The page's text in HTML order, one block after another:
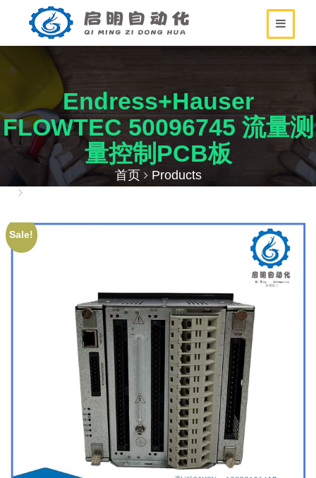
Endress+Hauser
FLOWTEC 50096745 流量测
量控制PCB板
首页
Products
Sale!